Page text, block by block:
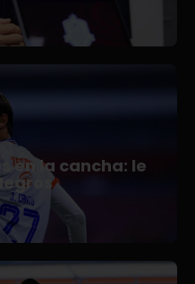
en la cancha: le